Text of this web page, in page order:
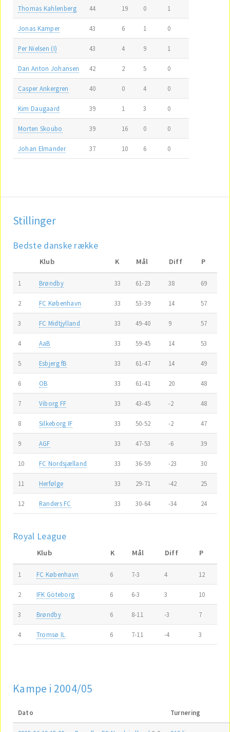
Thomas Kahlenberg 44 19 0 1
Jonas Kamper 43 6 1 0
Per Nielsen (I) 43 4 9 1
Dan Anton Johansen 42 2 5 0
Casper Ankergren 40 0 4 0
Kim Daugaard 39 1 3 0
Morten Skoubo 39 16 0 0
Johan Elmander 37 10 6 0
Stillinger
Bedste danske række
Klub K Mål Diff P
1 Brøndby 33 61-23 38 69
2 FC København 33 53-39 14 57
3 FC Midtjylland 33 49-40 9 57
4 AaB 33 59-45 14 53
5 Esbjerg fB 33 61-47 14 49
6 OB 33 61-41 20 48
7 Viborg FF 33 43-45 -2 48
8 Silkeborg IF 33 50-52 -2 47
9 AGF 33 47-53 -6 39
10 FC Nordsjælland 33 36-59 -23 30
11 Herfølge 33 29-71 -42 25
12 Randers FC 33 30-64 -34 24
Royal League
Klub K Mål Diff P
1 FC København 6 7-3 4 12
2 IFK Göteborg 6 6-3 3 10
3 Brøndby 6 8-11 -3 7
4 Tromsø IL 6 7-11 -4 3
Kampe i 2004/05
Dato Turnering